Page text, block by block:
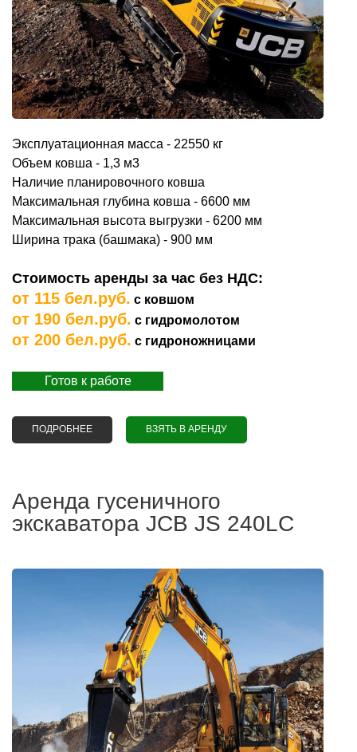
Эксплуатационная масса - 22550 кг
Объем ковша - 1,3 м3
Наличие планировочного ковша
Максимальная глубина ковша - 6600 мм
Максимальная высота выгрузки - 6200 мм
Ширина трака (башмака) - 900 мм
Стоимость аренды за час без НДС:
от 115 бел.руб. с ковшом
от 190 бел.руб. с гидромолотом
от 200 бел.руб. с гидроножницами
Готов к работе
ПОДРОБНЕЕ
О АРЕНДА ГУСЕНИЧНОГО ЭКСКАВАТОРА JCB JS 220
БОЛОТНЫЙ
ВЗЯТЬ В АРЕНДУ
Аренда гусеничного
экскаватора JCB JS 240LC